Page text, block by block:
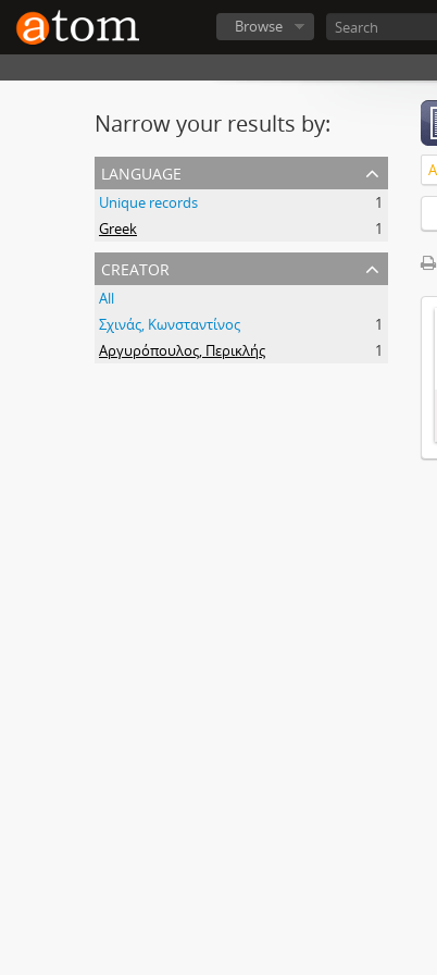
Browse
Narrow your results by:
language
Unique records
1
Greek
1
creator
All
Σχινάς, Κωνσταντίνος
1
Αργυρόπουλος, Περικλής
1